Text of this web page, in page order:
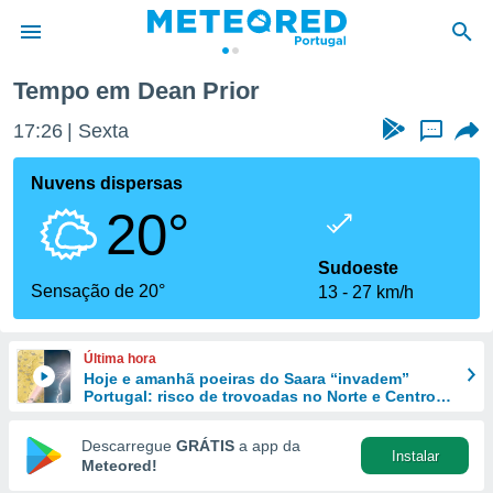
da
foi
fornecidas
a este
das
e
forma
digital
Tempo em Dean Prior
17:26 Sexta ...
Nuvens dispersas
20°
Sensação de 20°
Sudoeste
13
27 km/h
Última hora
Hoje e amanhã poeiras do Saara “invadem”
Portugal: risco de trovoadas no Norte e Centro
Descarregue GRÁTIS a app da
Meteored!
Instalar